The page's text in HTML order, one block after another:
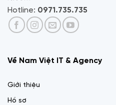
Hotline: 0971.735.735
Về Nam Việt IT & Agency
Giới thiệu
Hồ sơ